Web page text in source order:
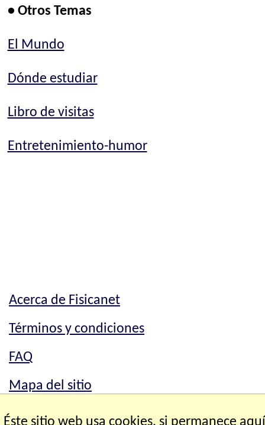
• Otros Temas
El Mundo
Dónde estudiar
Libro de visitas
Entretenimiento-humor
Acerca de Fisicanet
Términos y condiciones
FAQ
Mapa del sitio
Mapa del sitio